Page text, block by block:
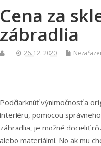
Cena za
zábradlia
26. 12. 2020
Podčiarknúť výnimočnosť a
interiéru, pomocou
zábradlia, je možné docieliť
alebo materiálmi. No ak mu